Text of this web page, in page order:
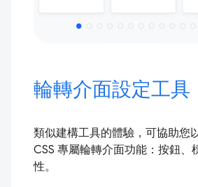
輪轉介面設定工具
類似建構工具的體驗，可協助您
CSS 專屬輪轉介面功能：按鈕、
性。